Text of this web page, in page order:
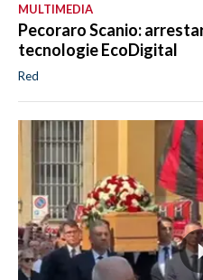
MULTIMEDIA
Pecoraro Scanio:
tecnologie EcoDigital
Red